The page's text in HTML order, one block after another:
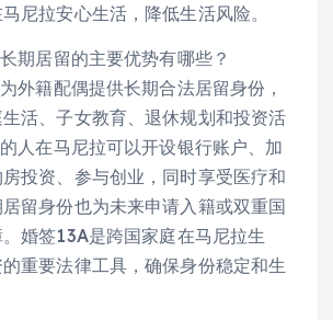
尼拉安心生活，降低生活风险。
期居留的主要优势有哪些？
外籍配偶提供长期合法居留身份，
活、子女教育、退休规划和投资活
人在马尼拉可以开设银行账户、加
投资、参与创业，同时享受医疗和
留身份也为未来申请入籍或双重国
婚签13A是跨国家庭在马尼拉生
重要法律工具，确保身份稳定和生